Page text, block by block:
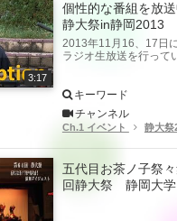
3:17
個性的な番組を放
静大祭in静岡2013
2013年11月16、17日
ラジオ生放送を行って
キーワード
チャンネル
Ch.1 イベント 静大祭
五代目お茶ノ子祭
回静大祭 静岡大学